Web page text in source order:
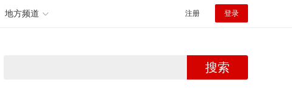
地方频道 注册 登录
搜索